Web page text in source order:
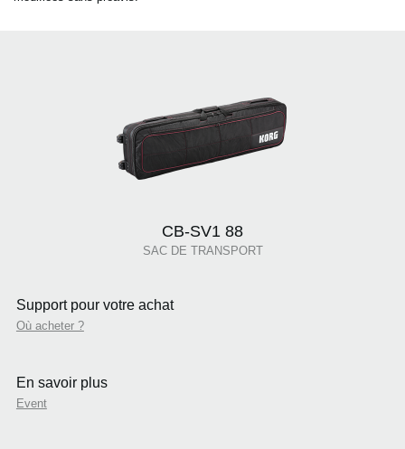
CB-SV1 88
SAC DE TRANSPORT
Support pour votre achat
Où acheter ?
En savoir plus
Event